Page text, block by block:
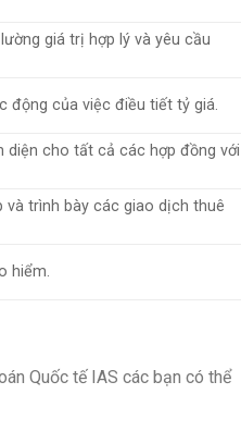
giá trị hợp lý và yêu cầu
động của việc điều tiết tỷ giá.
diện cho tất cả các hợp đồng với
và trình bày các giao dịch thuê
hiểm.
Quốc tế IAS các bạn có thể